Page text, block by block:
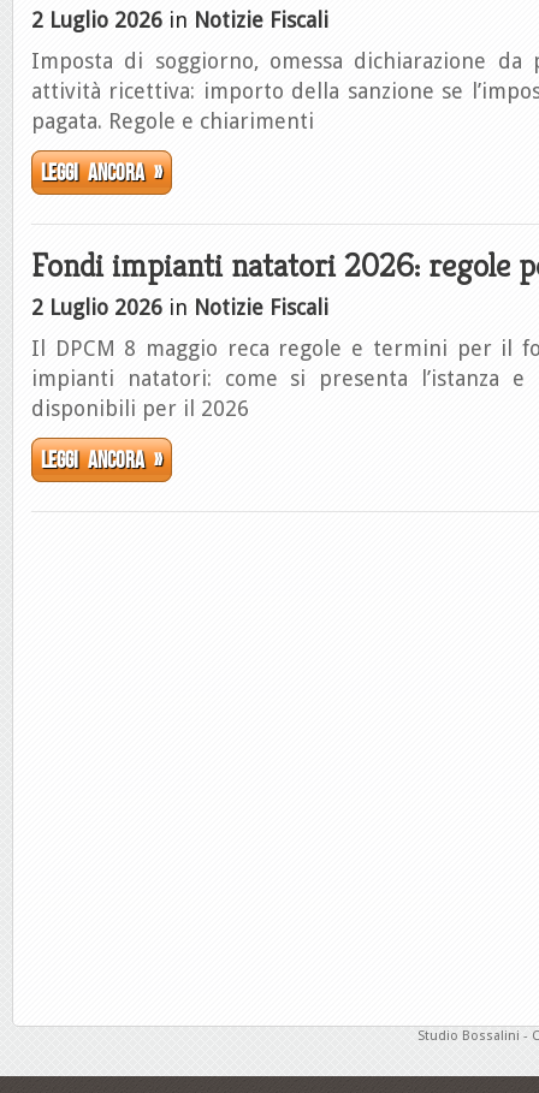
2 Luglio 2026 in Notizie Fiscali
Imposta di soggiorno, omessa dichiarazione
attività ricettiva: importo della sanzione se
pagata. Regole e chiarimenti
Leggi ancora »
Fondi impianti natatori 2026: regole
2 Luglio 2026 in Notizie Fiscali
Il DPCM 8 maggio reca regole e termini per il
impianti natatori: come si presenta l’istanza
disponibili per il 2026
Leggi ancora »
Studio Bossalini -